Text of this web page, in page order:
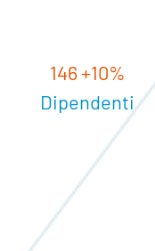
146+10%
Dipendenti